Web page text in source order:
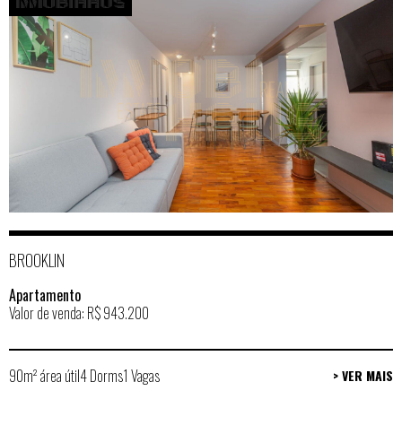
BROOKLIN
Apartamento
Valor de venda: R$ 943.200
90m² área útil4 Dorms1 Vagas > VER MAIS